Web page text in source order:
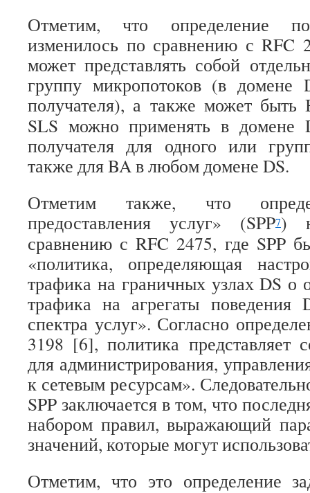
Отметим, что определение
изменилось по сравнению с RFC
может представлять собой
группу микропотоков (в домене
получателя), а также может быть
SLS можно применять в домене
получателя для одного или
также для BA в любом домене DS.
Отметим также, что
предоставления услуг» (SPP7)
сравнению с RFC 2475, где SPP
«политика, определяющая
трафика на граничных узлах DS о
трафика на агрегаты поведения
спектра услуг». Согласно
3198 [6], политика представляет
для администрирования,
к сетевым ресурсам».
SPP заключается в том, что
набором правил, выражающий
значений, которые могут
Отметим, что это определение